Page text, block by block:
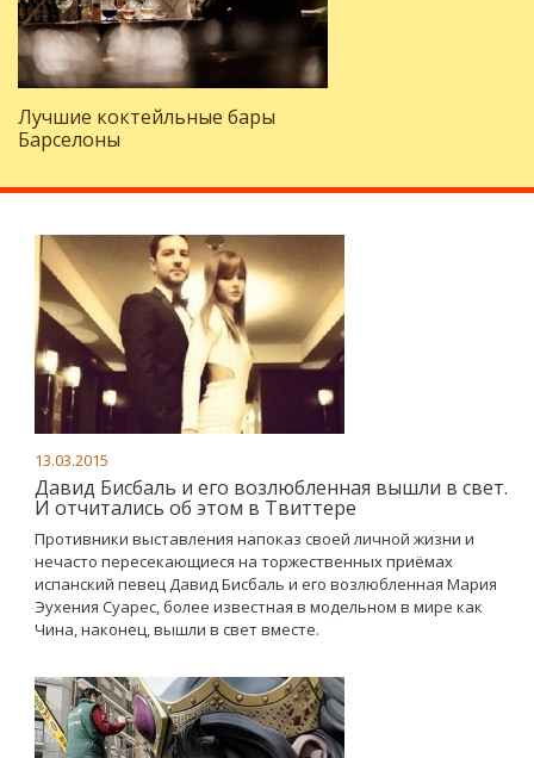
Лучшие коктейльные бары
Барселоны
13.03.2015
Давид Бисбаль и его возлюбленная вышли в свет.
И отчитались об этом в Твиттере
Противники выставления напоказ своей личной жизни и
нечасто пересекающиеся на торжественных приёмах
испанский певец Давид Бисбаль и его возлюбленная Мария
Эухения Суарес, более известная в модельном в мире как
Чина, наконец, вышли в свет вместе.